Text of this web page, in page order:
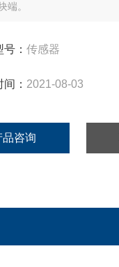
端。
： 传感器
： 2021-08-03
品咨询